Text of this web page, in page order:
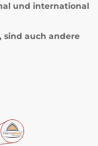
und international
sind auch andere